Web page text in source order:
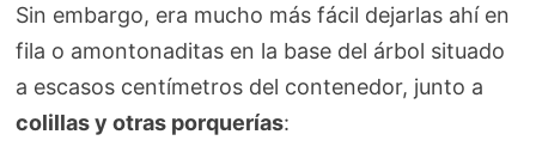
Sin embargo, era mucho más fácil dejarlas ahí en
fila o amontonaditas en la base del árbol situado
a escasos centímetros del contenedor, junto a
colillas y otras porquerías: